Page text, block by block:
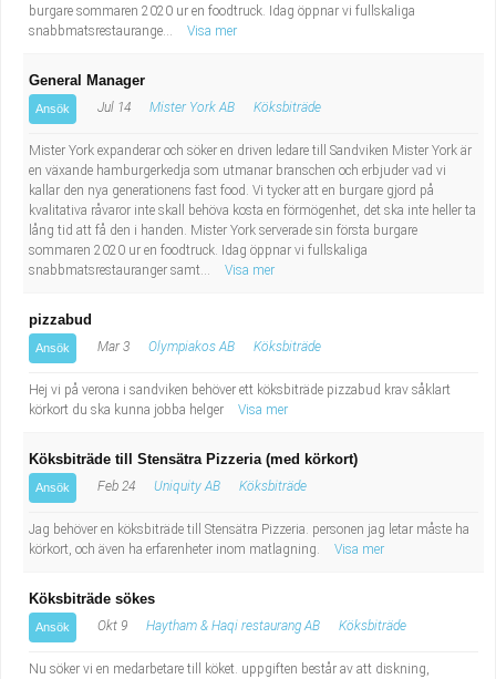
burgare sommaren 2020 ur en foodtruck. Idag öppnar vi fullskaliga
snabbmatsrestaurange...
Visa mer
General Manager
Ansök Jul 14 Mister York AB Köksbiträde
Mister York expanderar och söker en driven ledare till Sandviken Mister York är
en växande hamburgerkedja som utmanar branschen och erbjuder vad vi
kallar den nya generationens fast food. Vi tycker att en burgare gjord på
kvalitativa råvaror inte skall behöva kosta en förmögenhet, det ska inte heller ta
lång tid att få den i handen. Mister York serverade sin första burgare
sommaren 2020 ur en foodtruck. Idag öppnar vi fullskaliga
snabbmatsrestauranger samt...
Visa mer
pizzabud
Ansök Mar 3 Olympiakos AB Köksbiträde
Hej vi på verona i sandviken behöver ett köksbiträde pizzabud krav såklart
körkort du ska kunna jobba helger
Visa mer
Köksbiträde till Stensätra Pizzeria (med körkort)
Ansök Feb 24 Uniquity AB Köksbiträde
Jag behöver en köksbiträde till Stensätra Pizzeria. personen jag letar måste ha
körkort, och även ha erfarenheter inom matlagning.
Visa mer
Köksbiträde sökes
Ansök Okt 9 Haytham & Haqi restaurang AB Köksbiträde
Nu söker vi en medarbetare till köket. uppgiften består av att diskning,